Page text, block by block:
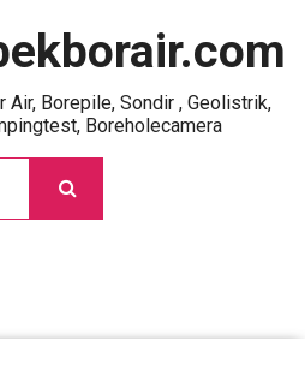
Air, Borepile, Sondir , Geolistrik,
Boreholecamera